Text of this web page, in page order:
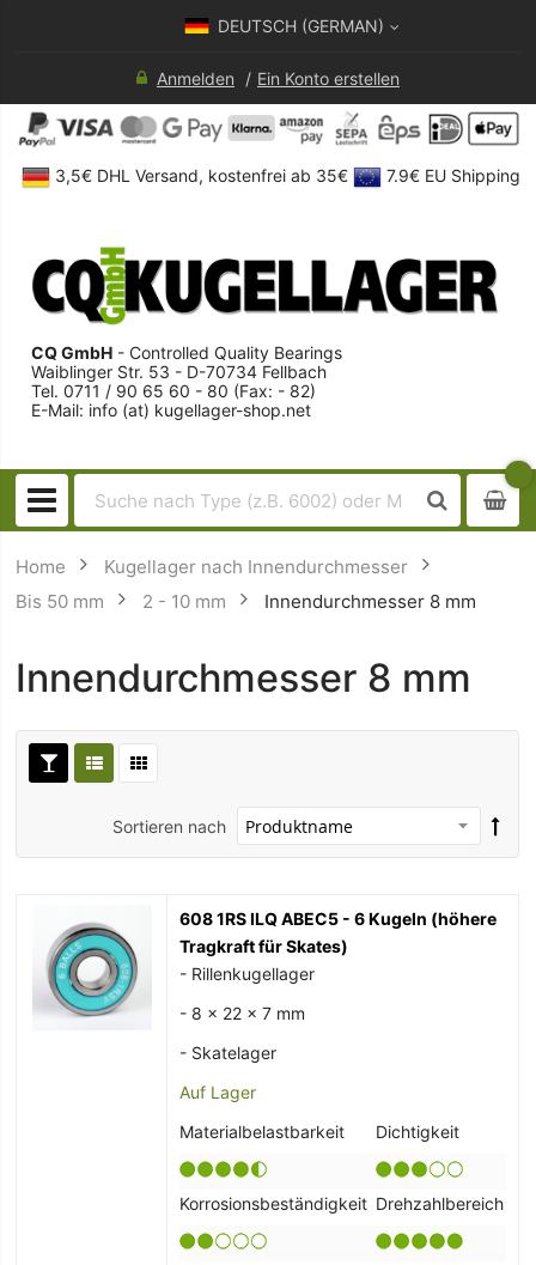
DEUTSCH (GERMAN)
Anmelden Ein Konto erstellen
3,5€ DHL Versand, kostenfrei ab 35€ 7.9€ EU Shipping
CQ GmbH - Controlled Quality Bearings
Waiblinger Str. 53 - D-70734 Fellbach
Tel. 0711 / 90 65 60 - 80 (Fax: - 82)
E-Mail: info (at) kugellager-shop.net
Home
Kugellager nach Innendurchmesser
Bis 50 mm
2 - 10 mm Innendurchmesser 8 mm
Innendurchmesser 8 mm
Sortieren nach
608 1RS ILQ ABEC5 - 6 Kugeln (höhere
Tragkraft für Skates)
- Rillenkugellager
- 8 x 22 x 7 mm
- Skatelager
Auf Lager
Materialbelastbarkeit
Dichtigkeit
Korrosionsbeständigkeit Drehzahlbereich